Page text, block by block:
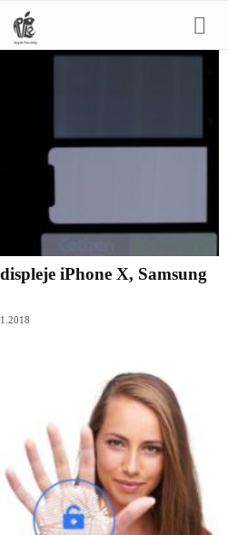
iPhone X, Samsung